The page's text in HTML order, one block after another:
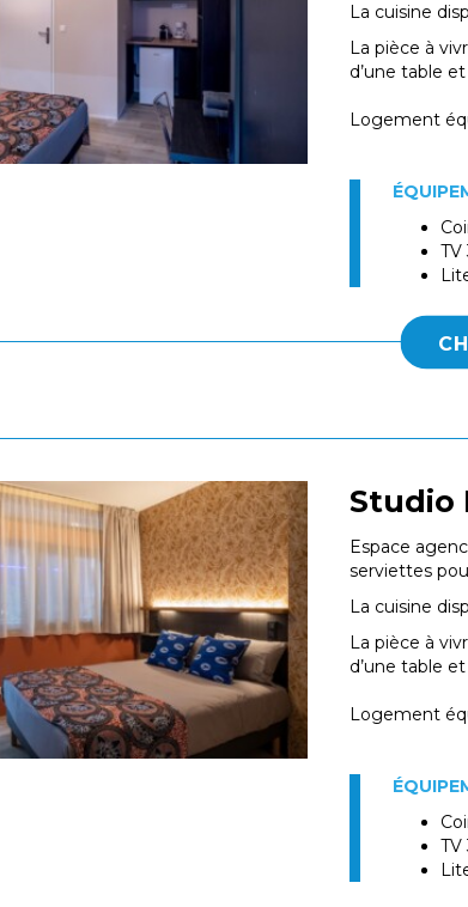
La cuisine
La pièce à
d’une table
Logement
TV
Studio
Espace
serviettes
La cuisine
La pièce à
d’une table
Logement
TV